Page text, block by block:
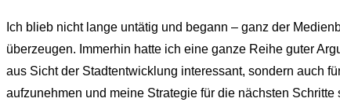
Ich blieb nicht lange untätig und begann – ganz der
überzeugen. Immerhin hatte ich eine ganze Reihe guter
aus Sicht der Stadtentwicklung interessant, sondern auch
aufzunehmen und meine Strategie für die nächsten Schritte